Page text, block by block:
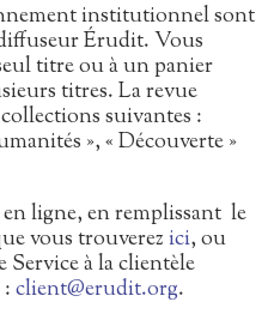
institutionnel sont
Érudit. Vous
titre ou à un panier
titres. La revue
suivantes :
», « Découverte »
ligne, en remplissant le
vous trouverez ici, ou
à la clientèle
client@erudit.org.